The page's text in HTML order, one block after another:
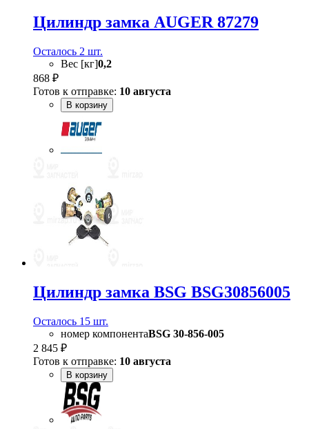
Цилиндр замка AUGER 87279
Осталось 2 шт.
Вес [кг]0,2
868 ₽
Готов к отправке: 10 августа
В корзину
Цилиндр замка BSG BSG30856005
Осталось 15 шт.
номер компонентаBSG 30-856-005
2 845 ₽
Готов к отправке: 10 августа
В корзину